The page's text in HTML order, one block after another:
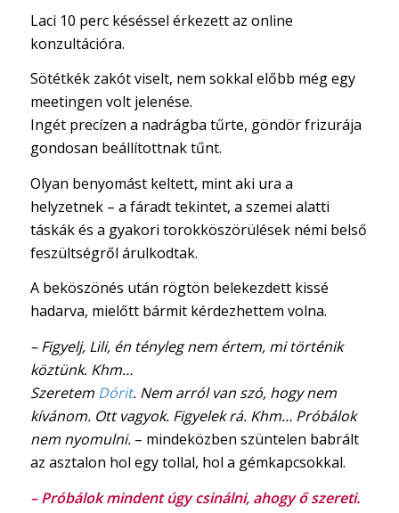
Laci 10 perc késéssel érkezett az online
konzultációra.
Sötétkék zakót viselt, nem sokkal előbb még egy
meetingen volt jelenése.
Ingét precízen a nadrágba tűrte, göndör frizurája
gondosan beállítottnak tűnt.
Olyan benyomást keltett, mint aki ura a
helyzetnek – a fáradt tekintet, a szemei alatti
táskák és a gyakori torokköszörülések némi belső
feszültségről árulkodtak.
A beköszönés után rögtön belekezdett kissé
hadarva, mielőtt bármit kérdezhettem volna.
– Figyelj, Lili, én tényleg nem értem, mi történik
köztünk. Khm…
Szeretem Dórit. Nem arról van szó, hogy nem
kívánom. Ott vagyok. Figyelek rá. Khm… Próbálok
nem nyomulni.– mindeközben szüntelen babrált
az asztalon hol egy tollal, hol a gémkapcsokkal.
– Próbálok mindent úgy csinálni, ahogy ő szereti.